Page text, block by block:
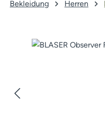
Bekleidung Herren
Bildergalerie überspringen